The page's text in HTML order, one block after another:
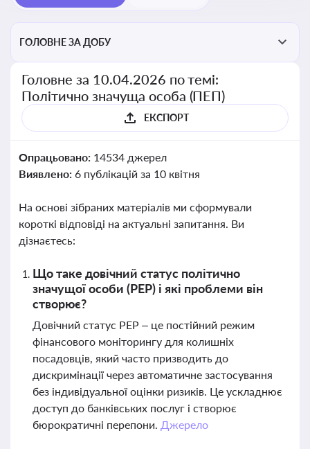
ГОЛОВНЕ ЗА ДОБУ
Головне за 10.04.2026 по темі:
Політично значуща особа (ПЕП)
ЕКСПОРТ
Опрацьовано: 14534 джерел
Виявлено: 6 публікацій за 10 квітня
На основі зібраних матеріалів ми сформували
короткі відповіді на актуальні запитання. Ви
дізнаєтесь:
Що таке довічний статус політично
значущої особи (PEP) і які проблеми він
створює?
Довічний статус PEP – це постійний режим
фінансового моніторингу для колишніх
посадовців, який часто призводить до
дискримінації через автоматичне застосування
без індивідуальної оцінки ризиків. Це ускладнює
доступ до банківських послуг і створює
бюрократичні перепони. Джерело